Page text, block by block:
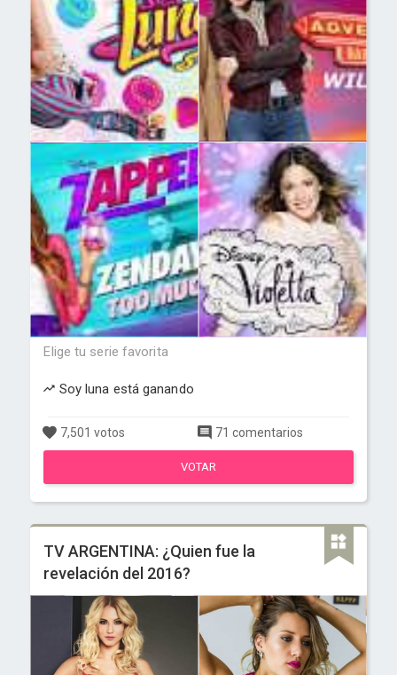
Elige tu serie favorita
Soy luna está ganando
7,501 votos 71 comentarios
VOTAR
TV ARGENTINA: ¿Quien fue la
revelación del 2016?